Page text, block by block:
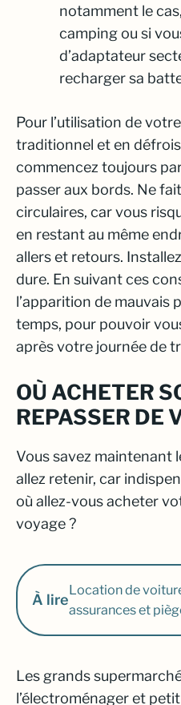
notamment le
camping ou si
d’adaptateur
recharger sa
Pour l’utilisation de
traditionnel et en
commencez toujours
passer aux bords. Ne
circulaires, car vous
en restant au même
allers et retours.
dure. En suivant ces
l’apparition de mauvais
temps, pour pouvoir
après votre journée de
OÙ ACHETER
REPASSER DE
Vous savez maintenant
allez retenir, car
où allez-vous acheter
voyage ?
À lire
Location de
assurances et
Les grands
l’électroménager et